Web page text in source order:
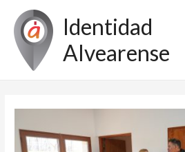
contenido
Identidad
Alvearense